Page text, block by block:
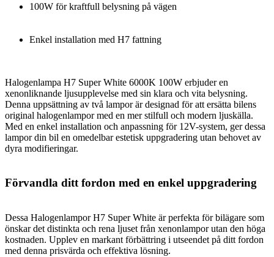
100W för kraftfull belysning på vägen
Enkel installation med H7 fattning
Halogenlampa H7 Super White 6000K 100W erbjuder en
xenonliknande ljusupplevelse med sin klara och vita belysning.
Denna uppsättning av två lampor är designad för att ersätta bilens
original halogenlampor med en mer stilfull och modern ljuskälla.
Med en enkel installation och anpassning för 12V-system, ger dessa
lampor din bil en omedelbar estetisk uppgradering utan behovet av
dyra modifieringar.
Förvandla ditt fordon med en enkel uppgradering
Dessa Halogenlampor H7 Super White är perfekta för bilägare som
önskar det distinkta och rena ljuset från xenonlampor utan den höga
kostnaden. Upplev en markant förbättring i utseendet på ditt fordon
med denna prisvärda och effektiva lösning.